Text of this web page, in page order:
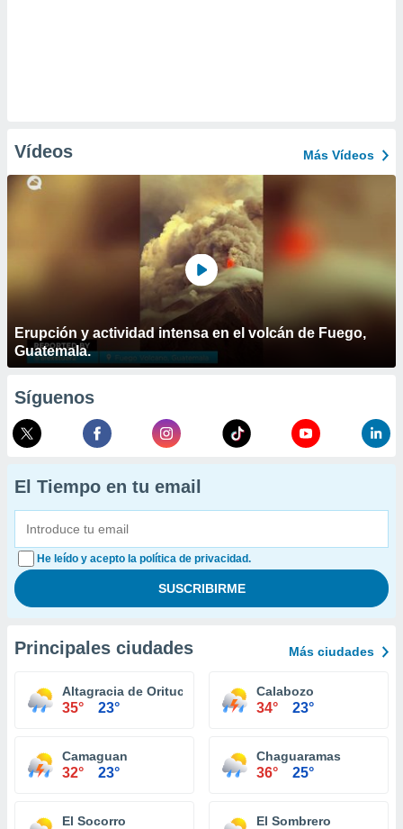
Vídeos Más Vídeos
Erupción y actividad intensa en el volcán de Fuego,
Guatemala.
Síguenos
El Tiempo en tu email
He leído y acepto la política de privacidad.
Principales ciudades Más ciudades
Altagracia de Orituco
35° 23°
Calabozo
34° 23°
Camaguan
32° 23°
Chaguaramas
36° 25°
El Socorro El Sombrero